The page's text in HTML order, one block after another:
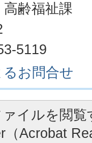
齢福祉課
5119
お問合せ
イルを閲
（Acrobat